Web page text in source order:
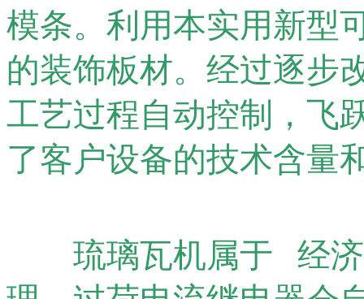
模条。利用本实用新型
的装饰板材。经过逐步
工艺过程自动控制，飞
了客户设备的技术含量
琉璃瓦机属于 经济